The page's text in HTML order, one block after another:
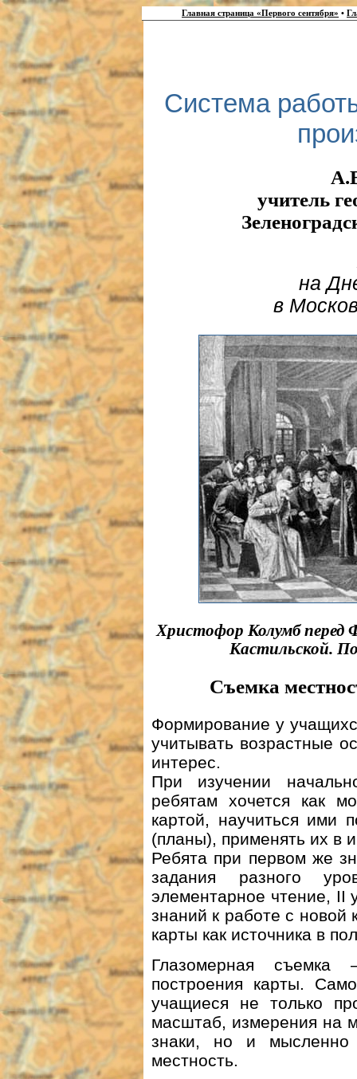
Главная страница «Первого сентября» •
Система
учитель
на
в
Христофор Колумб перед
Кастильской.
Съемка
Формирование у
учитывать возрастные
интерес.
При изучении
ребятам хочется как
картой, научиться ими
(планы), применять их в
Ребята при первом же
задания разного
элементарное чтение,
знаний к работе с новой
карты как источника в
Глазомерная
построения карты.
учащиеся не только
масштаб, измерения на
знаки, но и мысленно
местность.